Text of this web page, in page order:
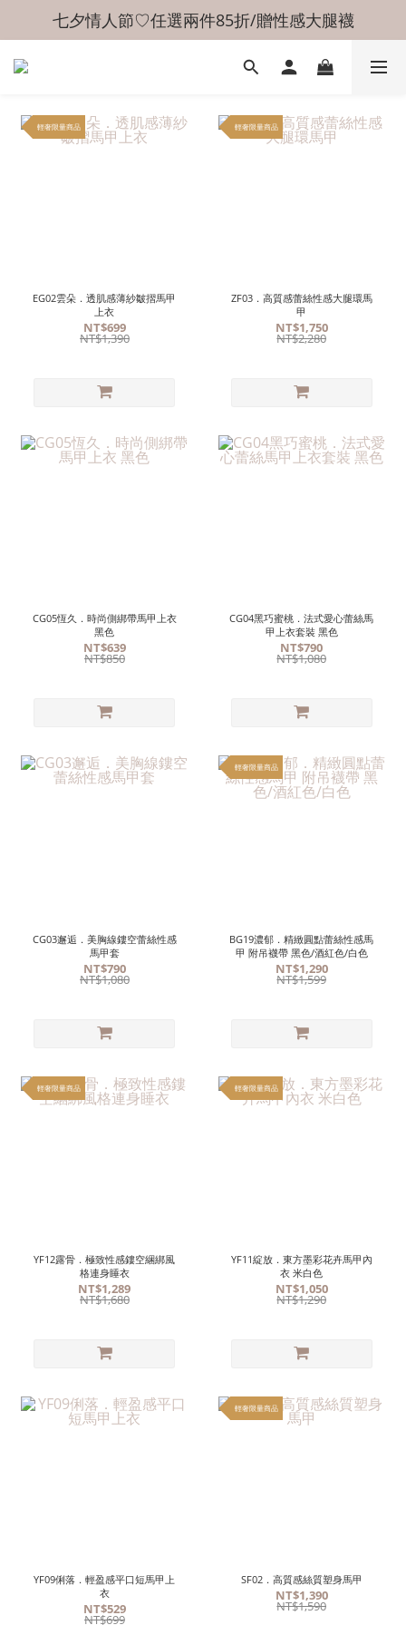
七夕情人節♡任選兩件85折/贈性感大腿襪
輕奢限量商品
EG02雲朵．透肌感薄紗皺摺馬甲
上衣
NT$699
NT$1,390
輕奢限量商品
ZF03．高質感蕾絲性感大腿環馬
甲
NT$1,750
NT$2,280
CG05恆久．時尚側綁帶馬甲上衣
黑色
NT$639
NT$850
CG04黑巧蜜桃．法式愛心蕾絲馬
甲上衣套裝 黑色
NT$790
NT$1,080
CG03邂逅．美胸線鏤空蕾絲性感
馬甲套
NT$790
NT$1,080
輕奢限量商品
BG19濃郁．精緻圓點蕾絲性感馬
甲 附吊襪帶 黑色/酒紅色/白色
NT$1,290
NT$1,599
輕奢限量商品
YF12露骨．極致性感鏤空綑綁風
格連身睡衣
NT$1,289
NT$1,680
輕奢限量商品
YF11綻放．東方墨彩花卉馬甲內
衣 米白色
NT$1,050
NT$1,290
YF09俐落．輕盈感平口短馬甲上
衣
NT$529
NT$699
輕奢限量商品
SF02．高質感絲質塑身馬甲
NT$1,390
NT$1,590